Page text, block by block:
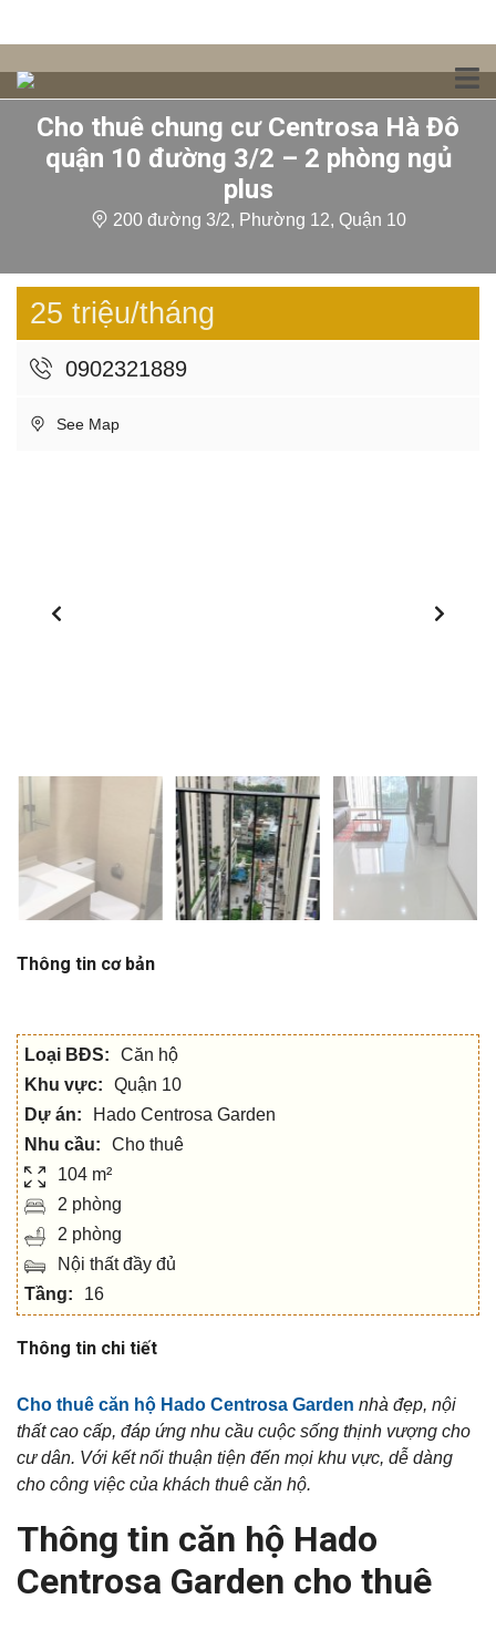
Cho thuê chung cư Centrosa Hà Đô
quận 10 đường 3/2 – 2 phòng ngủ
plus
200 đường 3/2, Phường 12, Quận 10
25 triệu/tháng
0902321889
See Map
Thông tin cơ bản
Loại BĐS:
Căn hộ
Khu vực:
Quận 10
Dự án:
Hado Centrosa Garden
Nhu cầu:
Cho thuê
104 m²
2 phòng
2 phòng
Nội thất đầy đủ
Tầng:
16
Thông tin chi tiết
Cho thuê căn hộ Hado Centrosa Garden nhà đẹp, nội
thất cao cấp, đáp ứng nhu cầu cuộc sống thịnh vượng cho
cư dân. Với kết nối thuận tiện đến mọi khu vực, dễ dàng
cho công việc của khách thuê căn hộ.
Thông tin căn hộ Hado
Centrosa Garden cho thuê